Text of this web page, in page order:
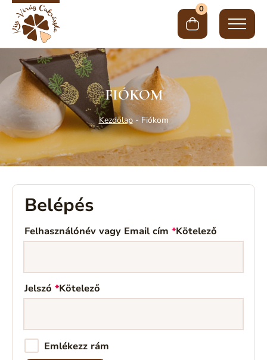
0
FIÓKOM
Kezdőlap- Fiókom
Belépés
Felhasználónév vagy Email cím *Kötelező
Jelszó *Kötelező
Emlékezz rám